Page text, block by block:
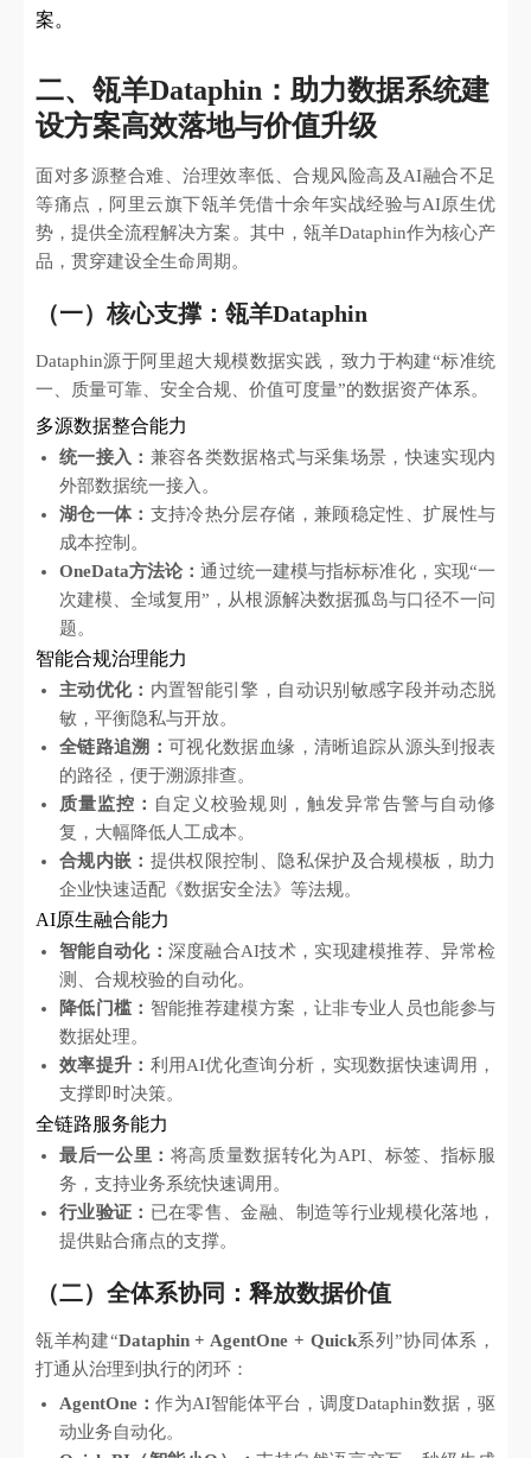
案。
二、瓴羊Dataphin：助力数据系统建
设方案高效落地与价值升级
面对多源整合难、治理效率低、合规风险高及AI融合不足
等痛点，阿里云旗下瓴羊凭借十余年实战经验与AI原生优
势，提供全流程解决方案。其中，瓴羊Dataphin作为核心产
品，贯穿建设全生命周期。
（一）核心支撑：瓴羊Dataphin
Dataphin源于阿里超大规模数据实践，致力于构建“标准统
一、质量可靠、安全合规、价值可度量”的数据资产体系。
多源数据整合能力
统一接入： 兼容各类数据格式与采集场景，快速实现内
外部数据统一接入。
湖仓一体： 支持冷热分层存储，兼顾稳定性、扩展性与
成本控制。
OneData方法论：通过统一建模与指标标准化，实现“一
次建模、全域复用”，从根源解决数据孤岛与口径不一问
题。
智能合规治理能力
主动优化： 内置智能引擎，自动识别敏感字段并动态脱
敏，平衡隐私与开放。
全链路追溯：可视化数据血缘，清晰追踪从源头到报表
的路径，便于溯源排查。
质量监控： 自定义校验规则，触发异常告警与自动修
复，大幅降低人工成本。
合规内嵌： 提供权限控制、隐私保护及合规模板，助力
企业快速适配《数据安全法》等法规。
AI原生融合能力
智能自动化： 深度融合AI技术，实现建模推荐、异常检
测、合规校验的自动化。
降低门槛： 智能推荐建模方案，让非专业人员也能参与
数据处理。
效率提升： 利用AI优化查询分析，实现数据快速调用，
支撑即时决策。
全链路服务能力
最后一公里： 将高质量数据转化为API、标签、指标服
务，支持业务系统快速调用。
行业验证： 已在零售、金融、制造等行业规模化落地，
提供贴合痛点的支撑。
（二）全体系协同：释放数据价值
瓴羊构建“Dataphin + AgentOne + Quick系列”协同体系，
打通从治理到执行的闭环：
AgentOne：作为AI智能体平台，调度Dataphin数据，驱
动业务自动化。